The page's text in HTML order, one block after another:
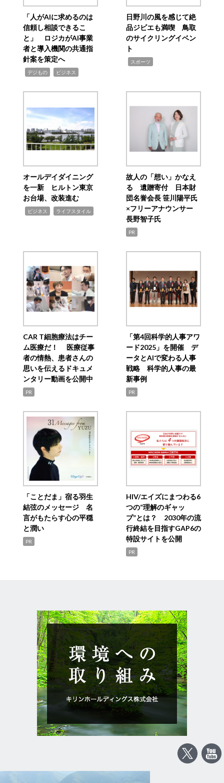
「人がAIに求めるのは
信頼し相談できるこ
と」 ロジカがAI事業
者と導入機関の共通指
針案を策定へ
デジもの ビジネス
日野川の風を感じて絶
品ジビエも満喫 鳥取
のサイクリングイベン
ト
スポーツ
オールデイダイニング
を一新 ヒルトン東京
お台場、改装進む
ビジネス ライフスタイル
故人の「想い」かなえ
る 遺贈寄付 日本財
団名誉会長 笹川陽平氏
×フリーアナウンサー
長野智子氏
PR
CAR T細胞療法はチー
ム医療だ！ 医療従事
者の情熱、患者さんの
思いを伝えるドキュメ
ンタリー動画を公開中
PR
「第4回科学的人事アワ
ード2025」を開催 デ
ータとAIで変わる人事
戦略 科学的人事の最
新事例
PR
「ことだま」宿る羽生
結弦のメッセージ 名
言がもたらす心の平穏
と潤い
PR
HIV/エイズにまつわる6
つの“理解のギャッ
プ”とは？ 2030年の流
行終結を目指すGAP6の
特設サイトを公開
PR